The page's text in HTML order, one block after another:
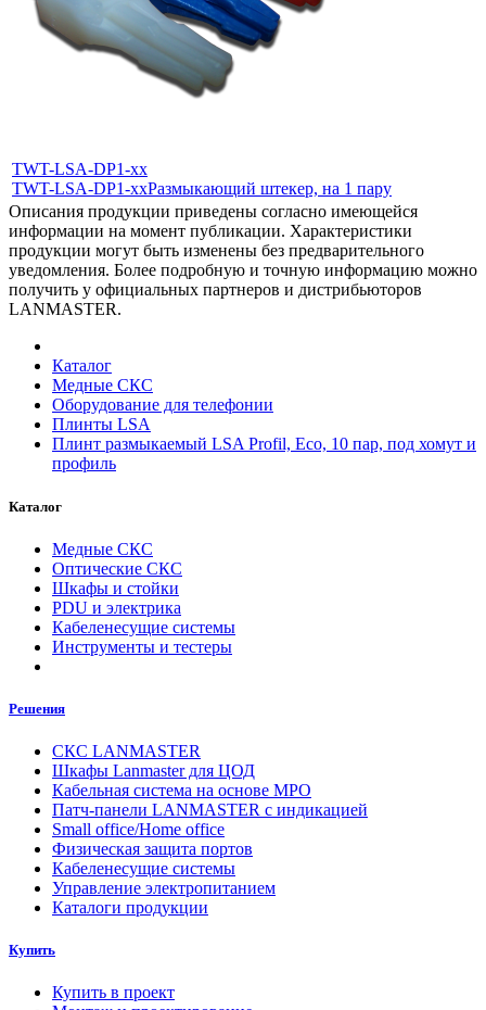
TWT-LSA-DP1-xx
TWT-LSA-DP1-xxРазмыкающий штекер, на 1 пару
Описания продукции приведены согласно имеющейся
информации на момент публикации. Характеристики
продукции могут быть изменены без предварительного
уведомления. Более подробную и точную информацию можно
получить у официальных партнеров и дистрибьюторов
LANMASTER.
Каталог
Медные СКС
Оборудование для телефонии
Плинты LSA
Плинт размыкаемый LSA Profil, Eco, 10 пар, под хомут и
профиль
Каталог
Медные СКС
Оптические СКС
Шкафы и стойки
PDU и электрика
Кабеленесущие системы
Инструменты и тестеры
Решения
СКС LANMASTER
Шкафы Lanmaster для ЦОД
Кабельная система на основе MPO
Патч-панели LANMASTER с индикацией
Small office/Home office
Физическая защита портов
Кабеленесущие системы
Управление электропитанием
Каталоги продукции
Купить
Купить в проект